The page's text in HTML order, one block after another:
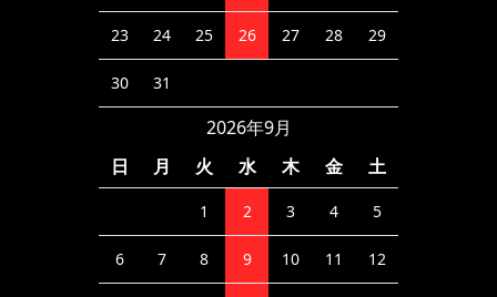
23 24 25 26 27 28 29
30 31
2026年9月
日
月 火 水 木 金 土
1 2 3 4 5
6 7 8 9 10 11 12